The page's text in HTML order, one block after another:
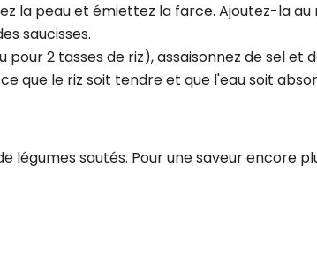
la peau et émiettez la farce. Ajoutez-la
saucisses.
2 tasses de riz), assaisonnez de sel et
que le riz soit tendre et que l'eau soit
légumes sautés. Pour une saveur encore